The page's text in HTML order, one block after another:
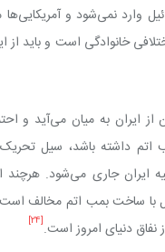
وارد نمی‌شود و
خانوادگی است و باید
ایران به میان می‌آید و
اتم داشته باشد، سیل
ایران جاری می‌شود. هرچند
با ساخت بمب اتم مخالف
نفاق دنیای امروز است.[24]